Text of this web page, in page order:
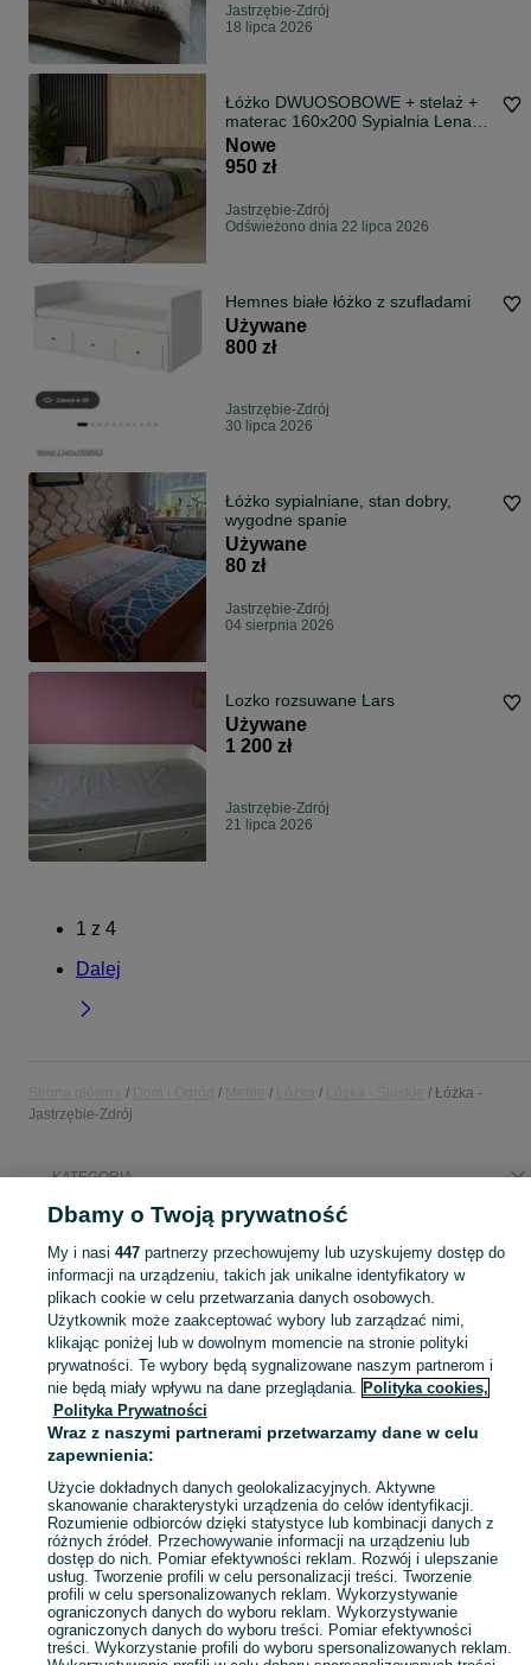
Jastrzębie-Zdrój
18 lipca 2026
Łóżko DWUOSOBOWE + stelaż +
materac 160x200 Sypialnia Lena
NOWE
Nowe
950 zł
Jastrzębie-Zdrój
Odświeżono dnia 22 lipca 2026
Hemnes białe łóżko z szufladami
Używane
800 zł
Jastrzębie-Zdrój
30 lipca 2026
Łóżko sypialniane, stan dobry,
wygodne spanie
Używane
80 zł
Jastrzębie-Zdrój
04 sierpnia 2026
Lozko rozsuwane Lars
Używane
1 200 zł
Jastrzębie-Zdrój
21 lipca 2026
1 z 4
Dalej
Łóżka -
Jastrzębie-Zdrój
KATEGORIA
Popularne wyszukiwania
łóżko piętrowe łóżko 160x200
Zobacz
Mapa kategorii
Mapa miejscowości
Mapa ministron
Popularne wyszukiwania
Dbamy o Twoją prywatność
My i nasi 447partnerzy przechowujemy lub uzyskujemy dostęp do
informacji na urządzeniu, takich jak unikalne identyfikatory w
plikach cookie w celu przetwarzania danych osobowych.
Użytkownik może zaakceptować wybory lub zarządzać nimi,
klikając poniżej lub w dowolnym momencie na stronie polityki
prywatności. Te wybory będą sygnalizowane naszym partnerom i
nie będą miały wpływu na dane przeglądania. Polityka cookies,
Polityka Prywatności
Wraz z naszymi partnerami przetwarzamy dane w celu
zapewnienia:
Użycie dokładnych danych geolokalizacyjnych. Aktywne
skanowanie charakterystyki urządzenia do celów identyfikacji.
Rozumienie odbiorców dzięki statystyce lub kombinacji danych z
różnych źródeł. Przechowywanie informacji na urządzeniu lub
dostęp do nich. Pomiar efektywności reklam. Rozwój i ulepszanie
usług. Tworzenie profili w celu personalizacji treści. Tworzenie
profili w celu spersonalizowanych reklam. Wykorzystywanie
ograniczonych danych do wyboru reklam. Wykorzystywanie
ograniczonych danych do wyboru treści. Pomiar efektywności
treści. Wykorzystanie profili do wyboru spersonalizowanych reklam.